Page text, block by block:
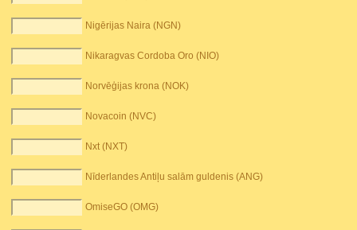
Nigērijas Naira (NGN)
Nikaragvas Cordoba Oro (NIO)
Norvēģijas krona (NOK)
Novacoin (NVC)
Nxt (NXT)
Nīderlandes Antiļu salām guldenis (ANG)
OmiseGO (OMG)